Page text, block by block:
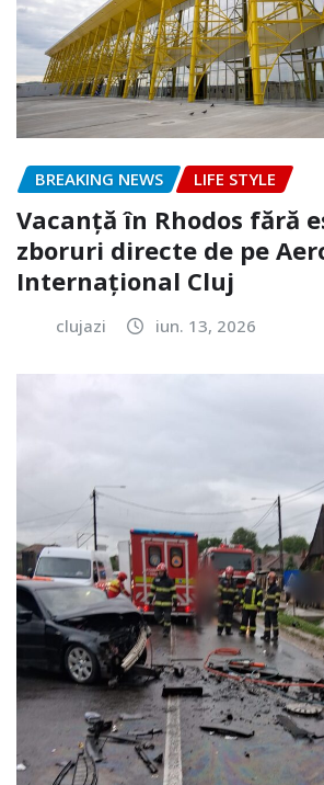
BREAKING NEWS LIFE STYLE
Vacanță în Rhodos fără
zboruri directe de pe
Internațional Cluj
clujazi iun. 13, 2026